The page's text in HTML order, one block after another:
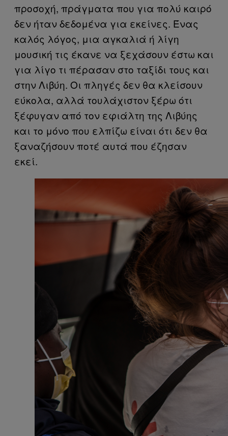
προσοχή, πράγματα που για πολύ καιρό
δεν ήταν δεδομένα για εκείνες. Ένας
καλός λόγος, μια αγκαλιά ή λίγη
μουσική τις έκανε να ξεχάσουν έστω και
για λίγο τι πέρασαν στο ταξίδι τους και
στην Λιβύη. Οι πληγές δεν θα κλείσουν
εύκολα, αλλά τουλάχιστον ξέρω ότι
ξέφυγαν από τον εφιάλτη της Λιβύης
και το μόνο που ελπίζω είναι ότι δεν θα
ξαναζήσουν ποτέ αυτά που έζησαν
εκεί.